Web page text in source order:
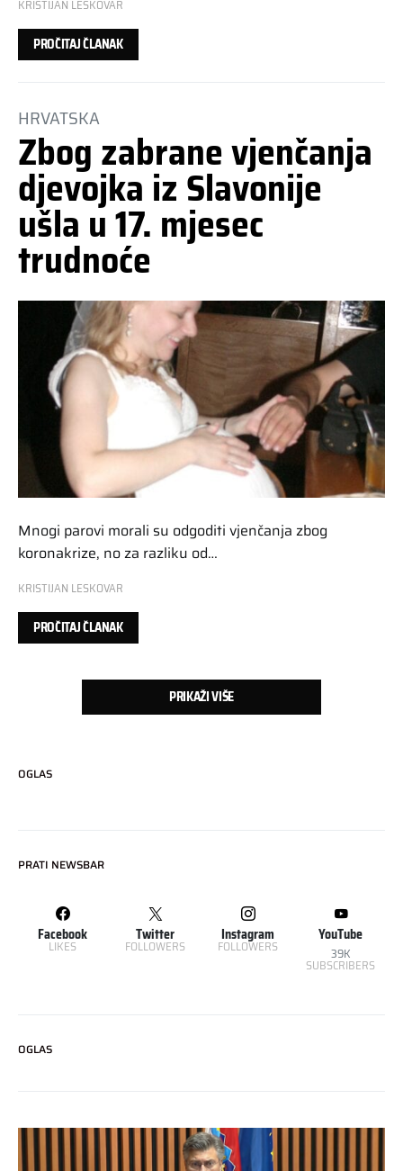
KRISTIJAN LESKOVAR
PROČITAJ ČLANAK
HRVATSKA
Zbog zabrane vjenčanja
djevojka iz Slavonije
ušla u 17. mjesec
trudnoće
Mnogi parovi morali su odgoditi vjenčanja zbog
koronakrize, no za razliku od…
KRISTIJAN LESKOVAR
PROČITAJ ČLANAK
PRIKAŽI VIŠE
OGLAS
PRATI NEWSBAR
Facebook
LIKES
Twitter
FOLLOWERS
Instagram
FOLLOWERS
YouTube
39K
SUBSCRIBERS
OGLAS